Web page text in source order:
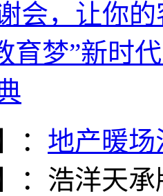
会，让你
育梦”新时
： 地产暖场
： 浩洋天承